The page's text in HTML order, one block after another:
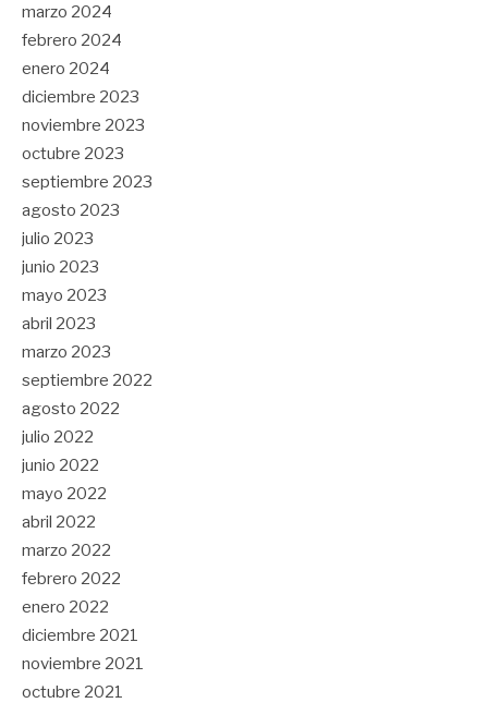
marzo 2024
febrero 2024
enero 2024
diciembre 2023
noviembre 2023
octubre 2023
septiembre 2023
agosto 2023
julio 2023
junio 2023
mayo 2023
abril 2023
marzo 2023
septiembre 2022
agosto 2022
julio 2022
junio 2022
mayo 2022
abril 2022
marzo 2022
febrero 2022
enero 2022
diciembre 2021
noviembre 2021
octubre 2021